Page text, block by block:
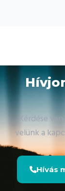
Kérdése
velünk a
Hívás